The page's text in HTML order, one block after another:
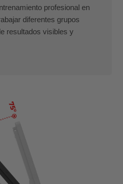
profesional en
diferentes grupos
resultados visibles y